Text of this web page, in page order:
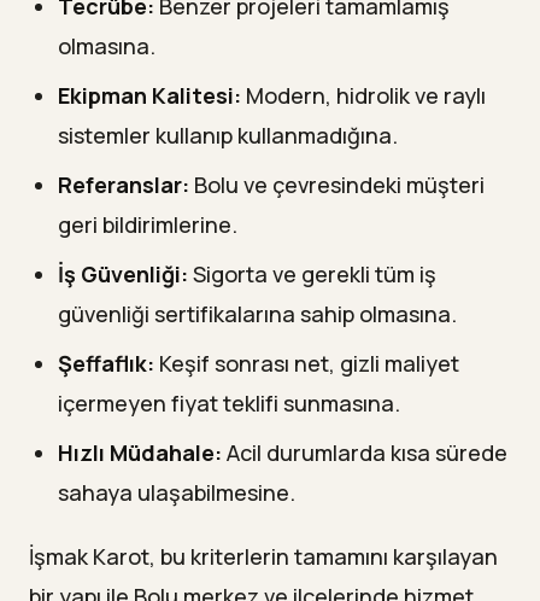
Tecrübe: Benzer projeleri tamamlamış
olmasına.
Ekipman Kalitesi: Modern, hidrolik ve raylı
sistemler kullanıp kullanmadığına.
Referanslar: Bolu ve çevresindeki müşteri
geri bildirimlerine.
İş Güvenliği: Sigorta ve gerekli tüm iş
güvenliği sertifikalarına sahip olmasına.
Şeffaflık: Keşif sonrası net, gizli maliyet
içermeyen fiyat teklifi sunmasına.
Hızlı Müdahale: Acil durumlarda kısa sürede
sahaya ulaşabilmesine.
İşmak Karot, bu kriterlerin tamamını karşılayan